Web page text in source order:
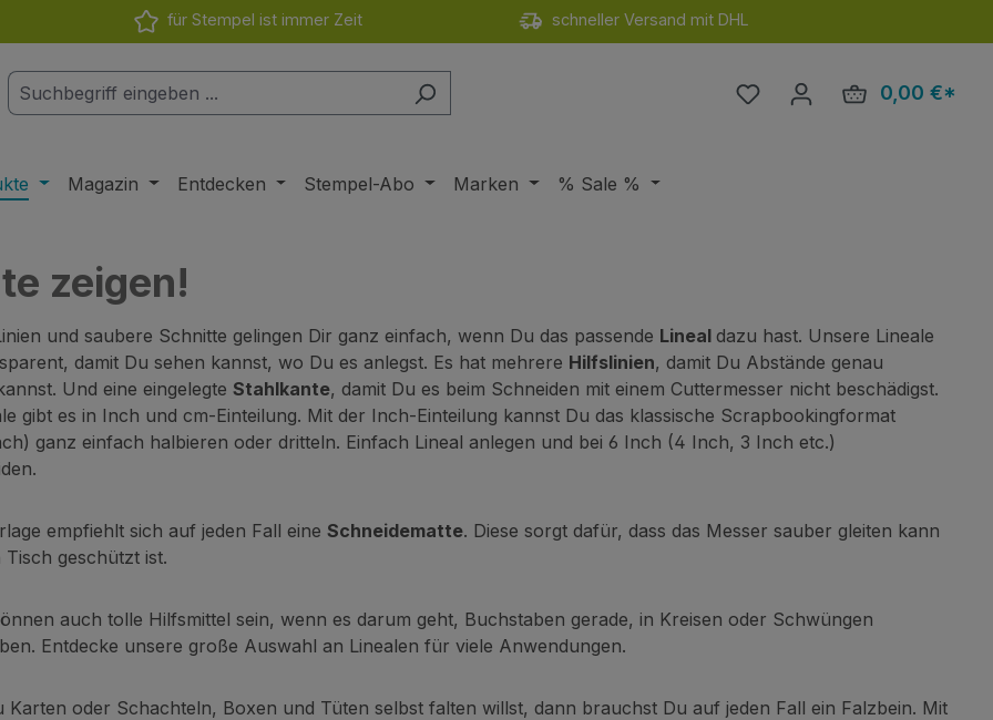
für Stempel ist immer Zeit schneller Versand mit DHL
Du hast 0 Produkte auf
0,00 €*
Magazin Entdecken Stempel-Abo Marken % Sale %
zeigen!
und saubere Schnitte gelingen Dir ganz einfach, wenn Du das passende Lineal dazu hast. Unsere Lineale
damit Du sehen kannst, wo Du es anlegst. Es hat mehrere Hilfslinien, damit Du Abstände genau
Und eine eingelegte Stahlkante, damit Du es beim Schneiden mit einem Cuttermesser nicht beschädigst.
gibt es in Inch und cm-Einteilung. Mit der Inch-Einteilung kannst Du das klassische Scrapbookingformat
ganz einfach halbieren oder dritteln. Einfach Lineal anlegen und bei 6 Inch (4 Inch, 3 Inch etc.)
empfiehlt sich auf jeden Fall eine Schneidematte. Diese sorgt dafür, dass das Messer sauber gleiten kann
Tisch geschützt ist.
auch tolle Hilfsmittel sein, wenn es darum geht, Buchstaben gerade, in Kreisen oder Schwüngen
Entdecke unsere große Auswahl an Linealen für viele Anwendungen.
Karten oder Schachteln, Boxen und Tüten selbst falten willst, dann brauchst Du auf jeden Fall ein Falzbein. Mit